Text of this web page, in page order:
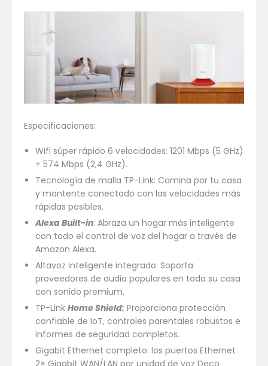
Especificaciones:
Wifi súper rápido 6 velocidades: 1201 Mbps (5 GHz)
+ 574 Mbps (2,4 GHz).
Tecnología de malla TP-Link: Camina por tu casa
y mantente conectado con las velocidades más
rápidas posibles.
Alexa Built-in: Abraza un hogar más inteligente
con todo el control de voz del hogar a través de
Amazon Alexa.
Altavoz inteligente integrado: Soporta
proveedores de audio populares en toda su casa
con sonido premium.
TP-Link Home Shield: Proporciona protección
confiable de IoT, controles parentales robustos e
informes de seguridad completos.
Gigabit Ethernet completo: los puertos Ethernet
2× Gigabit WAN/LAN por unidad de voz Deco